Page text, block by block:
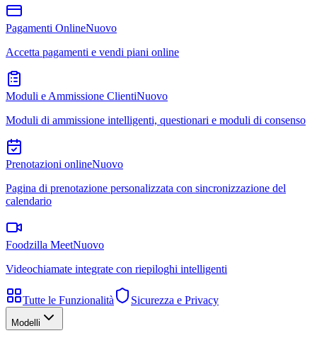
Pagamenti OnlineNuovo
Accetta pagamenti e vendi piani online
Moduli e Ammissione ClientiNuovo
Moduli di ammissione intelligenti, questionari e moduli di consenso
Prenotazioni onlineNuovo
Pagina di prenotazione personalizzata con sincronizzazione del
calendario
Foodzilla MeetNuovo
Videochiamate integrate con riepiloghi intelligenti
Tutte le Funzionalità Sicurezza e Privacy
Modelli